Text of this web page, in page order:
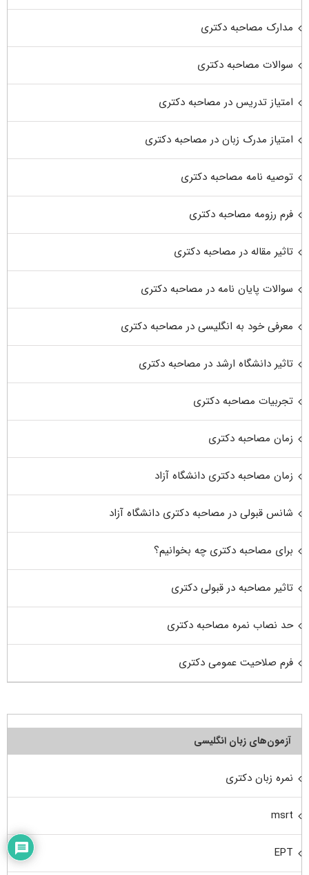
مدارک مصاحبه دکتری
سوالات مصاحبه دکتری
امتیاز تدریس در مصاحبه دکتری
امتیاز مدرک زبان در مصاحبه دکتری
توصیه نامه مصاحبه دکتری
فرم رزومه مصاحبه دکتری
تاثیر مقاله در مصاحبه دکتری
سوالات پایان نامه در مصاحبه دکتری
معرفی خود به انگلیسی در مصاحبه دکتری
تاثیر دانشگاه ارشد در مصاحبه دکتری
تجربیات مصاحبه دکتری
زمان مصاحبه دکتری
زمان مصاحبه دکتری دانشگاه آزاد
شانس قبولی در مصاحبه دکتری دانشگاه آزاد
برای مصاحبه دکتری چه بخوانیم؟
تاثیر مصاحبه در قبولی دکتری
حد نصاب نمره مصاحبه دکتری
فرم صلاحیت عمومی دکتری
آزمون‌های زبان انگلیسی
نمره زبان دکتری
msrt
EPT